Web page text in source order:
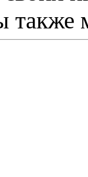
также